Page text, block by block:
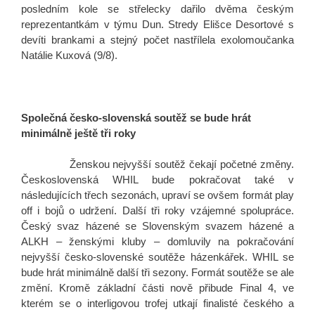
posledním kole se střelecky dařilo dvěma českým
reprezentantkám v týmu Dun. Stredy Elišce Desortové s
devíti brankami a stejný počet nastřílela exolomoučanka
Natálie Kuxová (9/8).
Společná česko-slovenská soutěž se bude hrát
minimálně ještě tři roky
Ženskou nejvyšší soutěž čekají početné změny.
Československá WHIL bude pokračovat také v
následujících třech sezonách, upraví se ovšem formát play
off i bojů o udržení. Další tři roky vzájemné spolupráce.
Český svaz házené se Slovenským svazem házené a
ALKH – ženskými kluby – domluvily na pokračování
nejvyšší česko-slovenské soutěže házenkářek. WHIL se
bude hrát minimálně další tři sezony. Formát soutěže se ale
změní. Kromě základní části nově přibude Final 4, ve
kterém se o interligovou trofej utkají finalisté českého a